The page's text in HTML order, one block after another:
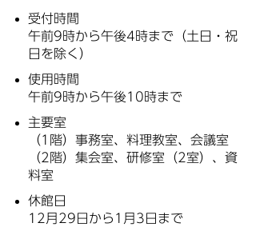
受付時間
午前9時から午後4時まで（土日・祝
日を除く）
使用時間
午前9時から午後10時まで
主要室
（1階）事務室、料理教室、会議室
（2階）集会室、研修室（2室）、資
料室
休館日
12月29日から1月3日まで